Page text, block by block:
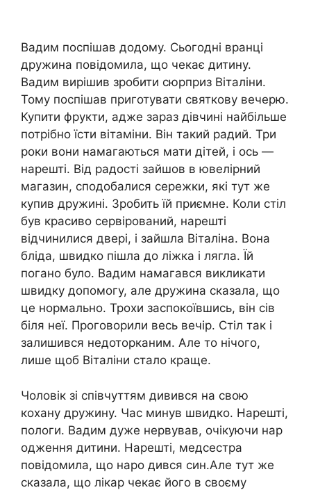
Вадим поспішав додому. Сьогодні вранці
дружина повідомила, що чекає дитину.
Вадим вирішив зробити сюрприз Віталіни.
Тому поспішав приготувати святкову вечерю.
Купити фрукти, адже зараз дівчині найбільше
потрібно їсти вітаміни. Він такий радий. Три
роки вони намагаються мати дітей, і ось —
нарешті. Від радості зайшов в ювелірний
магазин, сподобалися сережки, які тут же
купив дружині. Зробить їй приємне. Коли стіл
був красиво сервірований, нарешті
відчинилися двері, і зайшла Віталіна. Вона
бліда, швидко пішла до ліжка і лягла. Їй
погано було. Вадим намагався викликати
швидку допомогу, але дружина сказала, що
це нормально. Трохи заспокоївшись, він сів
біля неї. Проговорили весь вечір. Стіл так і
залишився недоторканим. Але то нічого,
лише щоб Віталіни стало краще.
Чоловік зі співчуттям дивився на свою
кохану дружину. Час минув швидко. Нарешті,
пологи. Вадим дуже нервував, очікуючи нар
одження дитини. Нарешті, медсестра
повідомила, що наро дився син.Але тут же
сказала, що лікар чекає його в своєму